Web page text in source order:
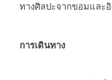
ทางศิลปะจากขอมและ
การเดินทาง